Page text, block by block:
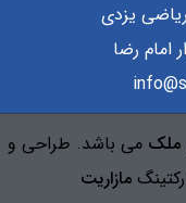
ریاضی یزدی
امام رضا
ملک می باشد. طراحی و
مازاریت